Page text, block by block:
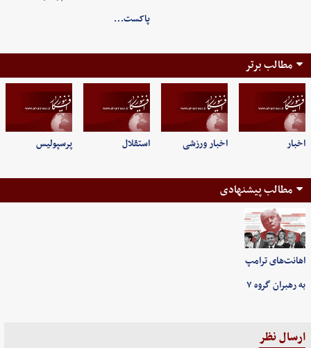
پاکست…
مطالب برتر
اخبار اخبار ورزشی استقلال پرسپولیس
مطالب پیشنهادی
اهانت‌های ترامپ
به رهبران گروه ۷
ارسال نظر